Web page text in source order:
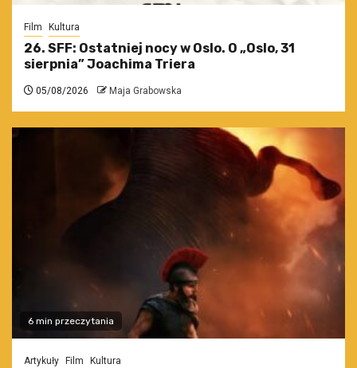
Film Kultura
26. SFF: Ostatniej nocy w Oslo. O „Oslo, 31
sierpnia” Joachima Triera
05/08/2026 Maja Grabowska
6 min przeczytania
Artykuły Film Kultura